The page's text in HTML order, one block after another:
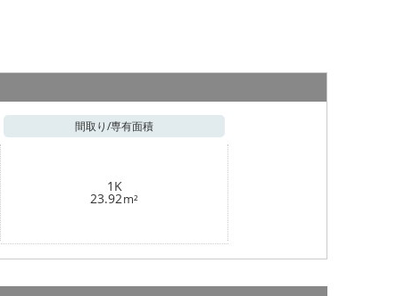
間取り/専有面積
1K
23.92m²